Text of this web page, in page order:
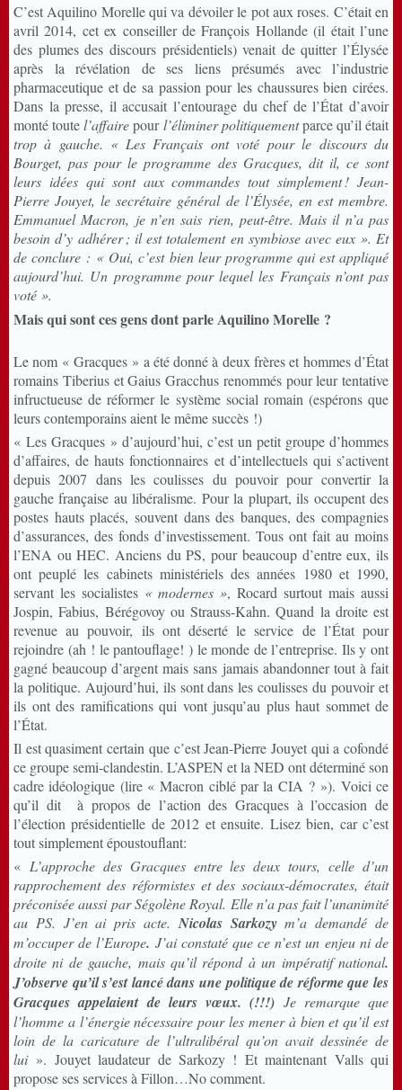
C’est Aquilino Morelle qui va dévoiler le pot aux roses. C’était en
avril 2014, cet ex conseiller de François Hollande (il était l’une
des plumes des discours présidentiels) venait de quitter l’Élysée
après la révélation de ses liens présumés avec l’industrie
pharmaceutique et de sa passion pour les chaussures bien cirées.
Dans la presse, il accusait l’entourage du chef de l’État d’avoir
monté toutel’affairepourl’éliminer politiquementparce qu’il était
trop à gauche. « Les Français ont voté pour le discours du
Bourget, pas pour le programme des Gracques, dit il, ce sont
leurs idées qui sont aux commandes tout simplement! Jean-
Pierre Jouyet, le secrétaire général de l’Élysée, en est membre.
Emmanuel Macron, je n’en sais rien, peut-être. Mais il n’a pas
besoin d’y adhérer ; il est totalement en symbiose avec eux ». Et
de conclure : « Oui, c’est bien leur programme qui est appliqué
aujourd’hui. Un programme pour lequel les Français n’ont pas
voté ».
Mais qui sont ces gens dont parle Aquilino Morelle ?
Le nom « Gracques » a été donné à deux frères et hommes d’État
romains Tiberius et Gaius Gracchus renommés pour leur tentative
infructueuse de réformer le système social romain (espérons que
leurs contemporains aient le même succès !)
« Les Gracques » d’aujourd’hui, c’est un petit groupe d’hommes
d’affaires, de hauts fonctionnaires et d’intellectuels qui s’activent
depuis 2007 dans les coulisses du pouvoir pour convertir la
gauche française au libéralisme. Pour la plupart, ils occupent des
postes hauts placés, souvent dans des banques, des compagnies
d’assurances, des fonds d’investissement. Tous ont fait au moins
l’ENA ou HEC. Anciens du PS, pour beaucoup d’entre eux, ils
ont peuplé les cabinets ministériels des années 1980 et 1990,
servant les socialistes « modernes », Rocard surtout mais aussi
Jospin, Fabius, Bérégovoy ou Strauss-Kahn. Quand la droite est
revenue au pouvoir, ils ont déserté le service de l’État pour
rejoindre (ah ! le pantouflage! ) le monde de l’entreprise. Ils y ont
gagné beaucoup d’argent mais sans jamais abandonner tout à fait
la politique. Aujourd’hui, ils sont dans les coulisses du pouvoir et
ils ont des ramifications qui vont jusqu’au plus haut sommet de
l’État.
Il est quasiment certain que c’est Jean-Pierre Jouyet qui a cofondé
ce groupe semi-clandestin. L’ASPEN et la NED ont déterminé son
cadre idéologique (lire « Macron ciblé par la CIA ? »). Voici ce
qu’il dit à propos de l’action des Gracques à l’occasion de
l’élection présidentielle de 2012 et ensuite. Lisez bien, car c’est
tout simplement époustouflant:
« L’approche des Gracques entre les deux tours, celle d’un
rapprochement des réformistes et des sociaux-démocrates, était
préconisée aussi par Ségolène Royal. Elle n’a pas fait l’unanimité
au PS. J’en ai pris acte. Nicolas Sarkozym’a demandé de
m’occuper de l’Europe. J’ai constaté que ce n’est un enjeu ni de
droite ni de gauche, mais qu’il répond à un impératif national.
J’observe qu’il s’est lancé dans une politique de réforme que les
Gracques appelaient de leurs vœux. (!!!) Je remarque que
l’homme a l’énergie nécessaire pour les mener à bien et qu’il est
loin de la caricature de l’ultralibéral qu’on avait dessinée de
lui ». Jouyet laudateur de Sarkozy ! Et maintenant Valls qui
propose ses services à Fillon…No comment.